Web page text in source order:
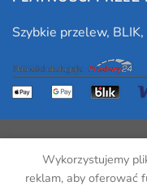
Szybkie przelew,
Designed and built
Wykorzystujemy
reklam, aby oferować